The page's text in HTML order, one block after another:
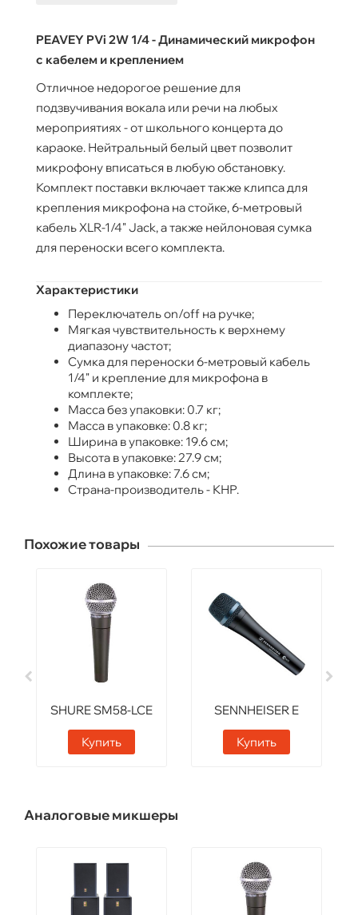
PEAVEY PVi 2W 1/4 - Динамический микрофон
с кабелем и креплением
Отличное недорогое решение для
подзвучивания вокала или речи на любых
мероприятиях - от школьного концерта до
караоке. Нейтральный белый цвет позволит
микрофону вписаться в любую обстановку.
Комплект поставки включает также клипса для
крепления микрофона на стойке, 6-метровый
кабель XLR-1/4" Jack, а также нейлоновая сумка
для переноски всего комплекта.
Характеристики
Переключатель on/off на ручке;
Мягкая чувствительность к верхнему
диапазону частот;
Сумка для переноски 6-метровый кабель
1/4" и крепление для микрофона в
комплекте;
Масса без упаковки: 0.7 кг;
Масса в упаковке: 0.8 кг;
Ширина в упаковке: 19.6 см;
Высота в упаковке: 27.9 см;
Длина в упаковке: 7.6 см;
Страна-производитель - КНР.
Похожие товары
SHURE SM58-LCE
Купить
SENNHEISER E
Купить
Аналоговые микшеры